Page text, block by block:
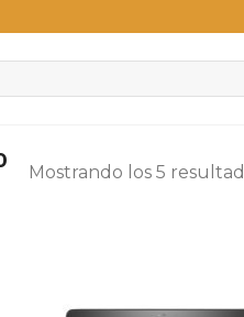
Mostrando los 5